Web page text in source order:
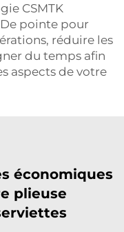
CSMTK
De pointe pour
réduire les
du temps afin
aspects de votre
économiques
plieuse